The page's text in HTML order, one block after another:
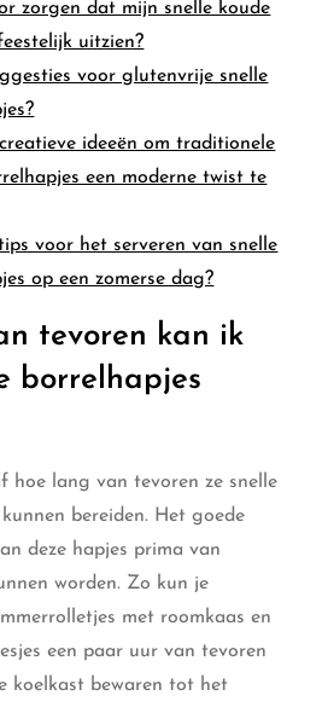
zorgen dat mijn snelle koude
uitzien?
voor glutenvrije snelle
ideeën om traditionele
een moderne twist te
voor het serveren van snelle
op een zomerse dag?
tevoren kan ik
borrelhapjes
hoe lang van tevoren ze snelle
bereiden. Het goede
deze hapjes prima van
worden. Zo kun je
met roomkaas en
een paar uur van tevoren
koelkast bewaren tot het